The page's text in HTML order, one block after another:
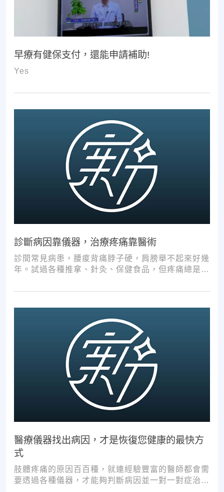
早療有健保支付，還能申請補助!
Yes
診斷病因靠儀器，治療疼痛靠醫術
診間常見病患，腰痠背痛脖子硬，肩膀舉不起來好幾
年。試過各種推拿、針灸、保健食品，但疼痛總是時
醫療儀器找出病因，才是恢復您健康的最快方
式
肢體疼痛的原因百百種，就連經驗豐富的醫師都會需
要透過各種儀器，才能夠判斷病因並一對一對症治